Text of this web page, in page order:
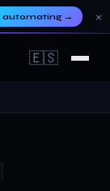
automating→ ×
🇪🇸